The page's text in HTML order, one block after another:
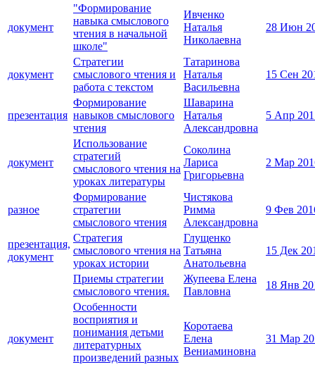
документ
"Формирование
навыка смыслового
чтения в начальной
школе"
Ивченко
Наталья
Николаевна
28 Июн
документ
Стратегии
смыслового чтения и
работа с текстом
Татаринова
Наталья
Васильевна
15 Сен
презентация
Формирование
навыков смыслового
чтения
Шаварина
Наталья
Александровна
5 Апр
документ
Использование
стратегий
смыслового чтения на
уроках литературы
Соколина
Лариса
Григорьевна
2 Мар
разное
Формирование
стратегии
смыслового чтения
Чистякова
Римма
Александровна
9 Фев
презентация,
документ
Стратегия
смыслового чтения на
уроках истории
Глущенко
Татьяна
Анатольевна
15 Дек
Приемы стратегии
смыслового чтения.
Жупеева Елена
Павловна
18 Янв
документ
Особенности
восприятия и
понимания детьми
литературных
произведений разных
Коротаева
Елена
Вениаминовна
31 Мар